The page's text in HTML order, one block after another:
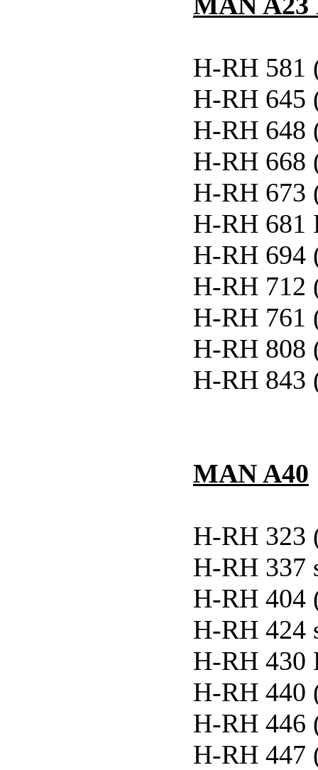
H-RH 581
H-RH 645
H-RH 648
H-RH 668
H-RH 673
H-RH 681
H-RH 694
H-RH 712
H-RH 761
H-RH 808
H-RH 843
MAN A40
H-RH 323
H-RH 337
H-RH 404
H-RH 424
H-RH 430
H-RH 440
H-RH 446
H-RH 447